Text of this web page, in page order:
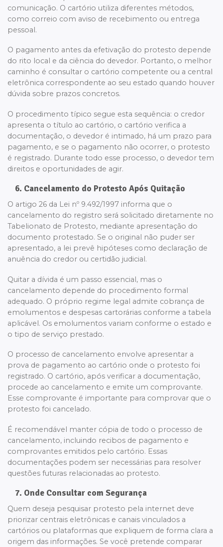
comunicação. O cartório utiliza diferentes métodos,
como correio com aviso de recebimento ou entrega
pessoal.
O pagamento antes da efetivação do protesto depende
do rito local e da ciência do devedor. Portanto, o melhor
caminho é consultar o cartório competente ou a central
eletrônica correspondente ao seu estado quando houver
dúvida sobre prazos concretos.
O procedimento típico segue esta sequência: o credor
apresenta o título ao cartório, o cartório verifica a
documentação, o devedor é intimado, há um prazo para
pagamento, e se o pagamento não ocorrer, o protesto
é registrado. Durante todo esse processo, o devedor tem
direitos e oportunidades de agir.
6. Cancelamento do Protesto Após Quitação
O artigo 26 da Lei nº 9.492/1997 informa que o
cancelamento do registro será solicitado diretamente no
Tabelionato de Protesto, mediante apresentação do
documento protestado. Se o original não puder ser
apresentado, a lei prevê hipóteses como declaração de
anuência do credor ou certidão judicial.
Quitar a dívida é um passo essencial, mas o
cancelamento depende do procedimento formal
adequado. O próprio regime legal admite cobrança de
emolumentos e despesas cartorárias conforme a tabela
aplicável. Os emolumentos variam conforme o estado e
o tipo de serviço prestado.
O processo de cancelamento envolve apresentar a
prova de pagamento ao cartório onde o protesto foi
registrado. O cartório, após verificar a documentação,
procede ao cancelamento e emite um comprovante.
Esse comprovante é importante para comprovar que o
protesto foi cancelado.
É recomendável manter cópia de todo o processo de
cancelamento, incluindo recibos de pagamento e
comprovantes emitidos pelo cartório. Essas
documentações podem ser necessárias para resolver
questões futuras relacionadas ao protesto.
7. Onde Consultar com Segurança
Quem deseja pesquisar protesto pela internet deve
priorizar centrais eletrônicas e canais vinculados a
cartórios ou plataformas que expliquem de forma clara a
origem das informações. Se você pretende comparar